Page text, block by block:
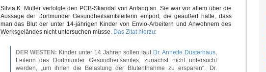
Silvia K. Müller verfolgte den PCB-Skandal von Anfang an. Sie war vor allem über die
Aussage der Dortmunder Gesundheitsamtsleiterin empört, die geäußert hatte, dass
man das Blut der unter 14-jährigen Kinder von Envio-Arbeitern und Anwohnern des
Werksgeländes nicht untersuchen müsse. Das Zitat hierzu:
DER WESTEN: Kinder unter 14 Jahren sollen laut Dr. Annette Düsterhaus,
Leiterin des Dortmunder Gesundheitsamtes, zunächst nicht untersucht
werden, „um ihnen die Belastung der Blutentnahme zu ersparen“. Dr.